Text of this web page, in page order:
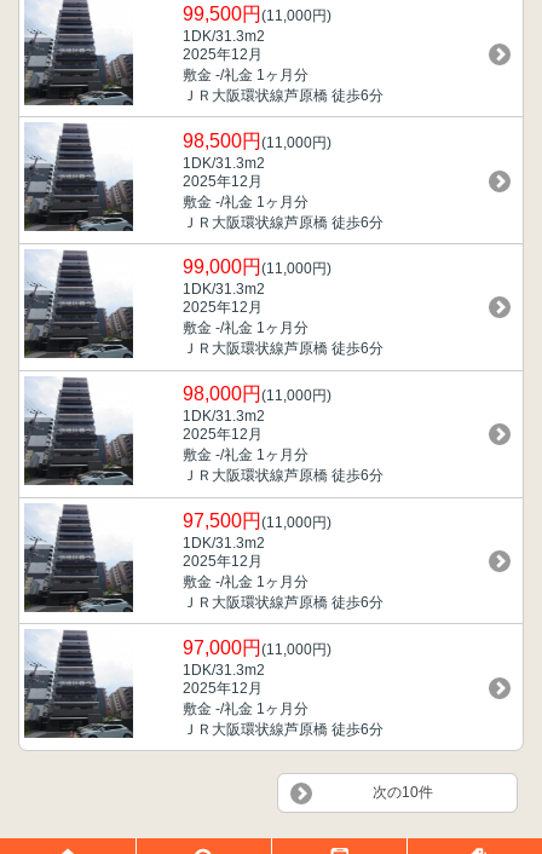
99,500円 (11,000円)
1DK/31.3m2
2025年12月
敷金 -/礼金 1ヶ月分
ＪＲ大阪環状線芦原橋 徒歩6分
98,500円 (11,000円)
1DK/31.3m2
2025年12月
敷金 -/礼金 1ヶ月分
ＪＲ大阪環状線芦原橋 徒歩6分
99,000円 (11,000円)
1DK/31.3m2
2025年12月
敷金 -/礼金 1ヶ月分
ＪＲ大阪環状線芦原橋 徒歩6分
98,000円 (11,000円)
1DK/31.3m2
2025年12月
敷金 -/礼金 1ヶ月分
ＪＲ大阪環状線芦原橋 徒歩6分
97,500円 (11,000円)
1DK/31.3m2
2025年12月
敷金 -/礼金 1ヶ月分
ＪＲ大阪環状線芦原橋 徒歩6分
97,000円 (11,000円)
1DK/31.3m2
2025年12月
敷金 -/礼金 1ヶ月分
ＪＲ大阪環状線芦原橋 徒歩6分
次の10件